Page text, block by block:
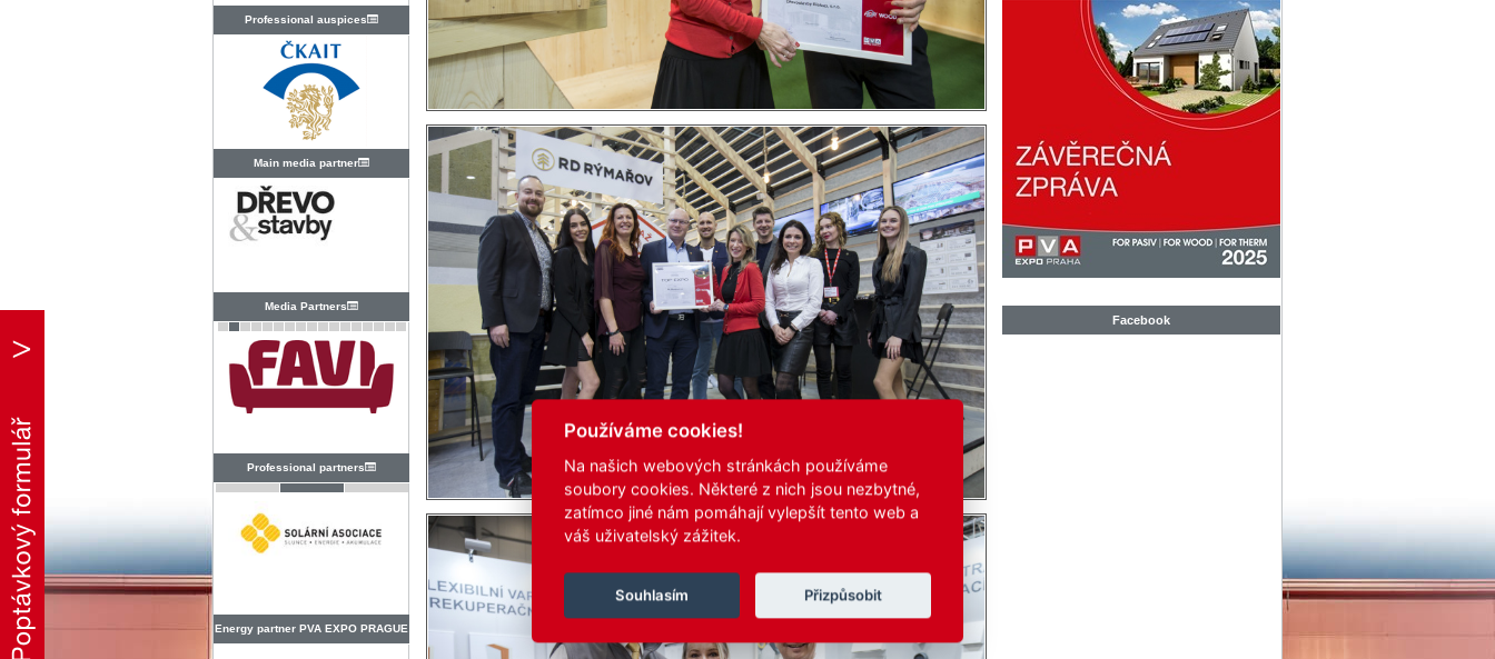
Professional auspices
Main media partner
Media Partners
Professional partners
Energy partner PVA EXPO PRAGUE
Facebook
Používáme cookies!
Na našich webových stránkách používáme
soubory cookies. Některé z nich jsou nezbytné,
zatímco jiné nám pomáhají vylepšít tento web a
váš uživatelský zážitek.
Souhlasím Přizpůsobit